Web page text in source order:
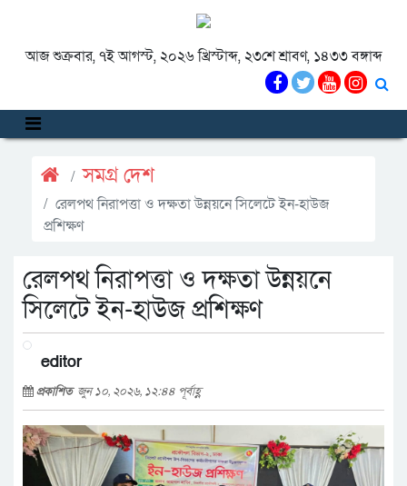
আজ শুক্রবার, ৭ই আগস্ট, ২০২৬ খ্রিস্টাব্দ, ২৩শে শ্রাবণ, ১৪৩৩ বঙ্গাব্দ
সমগ্র দেশ
রেলপথ নিরাপত্তা ও দক্ষতা উন্নয়নে সিলেটে ইন-হাউজ
প্রশিক্ষণ
রেলপথ নিরাপত্তা ও দক্ষতা উন্নয়নে
সিলেটে ইন-হাউজ প্রশিক্ষণ
editor
প্রকাশিত জুন ১০, ২০২৬, ১২:৪৪ পূর্বাহ্ণ